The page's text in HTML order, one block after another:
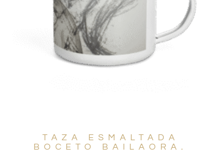
TAZA ESMALTADA
BOCETO BAILAORA.